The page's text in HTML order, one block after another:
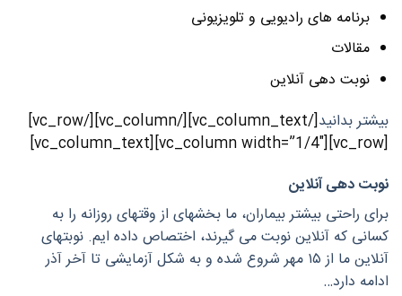
برنامه های رادیویی و تلویزیونی
مقالات
نوبت دهی آنلاین
بیشتر بدانید
[/vc_column_text][/vc_column][/vc_row]
[vc_row][vc_column width=”1/4″][vc_column_text]
نوبت دهی آنلاین
برای راحتی بیشتر بیماران، ما بخشهای از وقتهای روزانه را به
کسانی که آنلاین نوبت می گیرند، اختصاص داده ایم. نوبتهای
آنلاین ما از ۱۵ مهر شروع شده و به شکل آزمایشی تا آخر آذر
ادامه دارد…